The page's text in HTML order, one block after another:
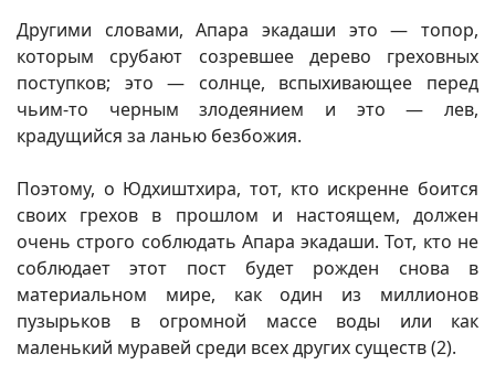
Другими словами, Апара экадаши это — топор,
которым срубают созревшее дерево греховных
поступков; это — солнце, вспыхивающее перед
чьим-то черным злодеянием и это — лев,
крадущийся за ланью безбожия.
Поэтому, о Юдхиштхира, тот, кто искренне боится
своих грехов в прошлом и настоящем, должен
очень строго соблюдать Апара экадаши. Тот, кто не
соблюдает этот пост будет рожден снова в
материальном мире, как один из миллионов
пузырьков в огромной массе воды или как
маленький муравей среди всех других существ (2).